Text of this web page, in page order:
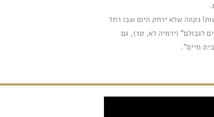
נקווה שלא ירחק היום שבו רחל
לגבולם" (ירמיה לא, טז), גם
חיים".